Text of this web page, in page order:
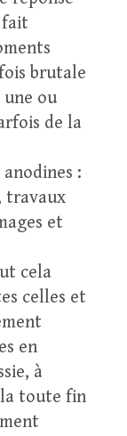
fait
brutale
une ou
de la
:
travaux
et
cela
celles et
en
à
la toute fin